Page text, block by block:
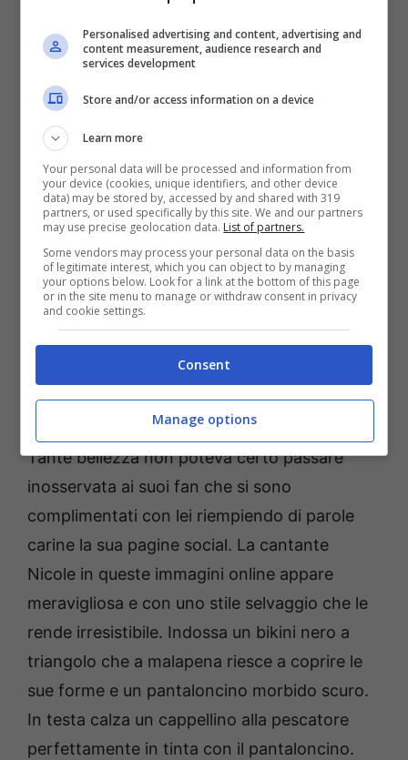
Il nuovo look della bella
Nicol
Quest’estate la bellissima Nicol si è mostrata
online in alcuni scatti mentre è in vacanza al
mare ed è stato subito l’ennessimo successo.
Tante bellezza non poteva certo passare
inosservata ai suoi fan che si sono
complimentati con lei riempiendo di parole
carine la sua pagine social. La cantante
Nicole in queste immagini online appare
meravigliosa e con uno stile selvaggio che le
rende irresistibile. Indossa un bikini nero a
triangolo che a malapena riesce a coprire le
sue forme e un pantaloncino morbido scuro.
In testa calza un cappellino alla pescatore
perfettamente in tinta con il pantaloncino.
Personalised advertising and content, advertising and
content measurement, audience research and
services development
Store and/or access information on a device
Learn more
Your personal data will be processed and information from
your device (cookies, unique identifiers, and other device
data) may be stored by, accessed by and shared with 319
partners, or used specifically by this site. We and our partners
may use precise geolocation data. List of partners.
Some vendors may process your personal data on the basis
of legitimate interest, which you can object to by managing
your options below. Look for a link at the bottom of this page
or in the site menu to manage or withdraw consent in privacy
and cookie settings.
Consent
Manage options